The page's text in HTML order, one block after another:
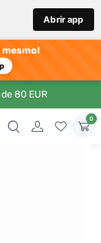
Abrir app
mesmo!
80 EUR
0